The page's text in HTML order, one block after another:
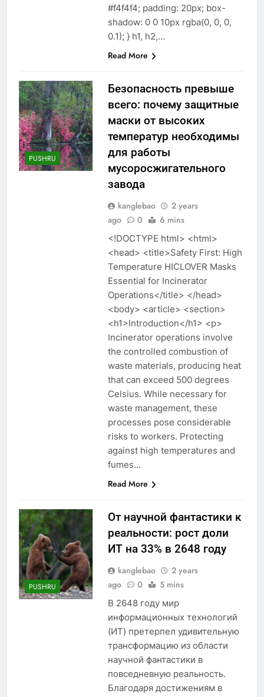
#f4f4f4; padding: 20px; box-
shadow: 0 0 10px rgba(0, 0, 0,
0.1); } h1, h2,…
Read More
PUSHRU
Безопасность превыше
всего: почему защитные
маски от высоких
температур необходимы
для работы
мусоросжигательного
завода
kanglebao
2 years
ago
0 6 mins
<!DOCTYPE html> <html>
<head> <title>Safety First: High
Temperature HICLOVER Masks
Essential for Incinerator
Operations</title> </head>
<body> <article> <section>
<h1>Introduction</h1> <p>
Incinerator operations involve
the controlled combustion of
waste materials, producing heat
that can exceed 500 degrees
Celsius. While necessary for
waste management, these
processes pose considerable
risks to workers. Protecting
against high temperatures and
fumes…
Read More
PUSHRU
От научной фантастики к
реальности: рост доли
ИТ на 33% в 2648 году
kanglebao
2 years
ago
0 5 mins
В 2648 году мир
информационных технологий
(ИТ) претерпел удивительную
трансформацию из области
научной фантастики в
повседневную реальность.
Благодаря достижениям в